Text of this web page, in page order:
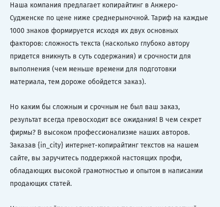
Наша компания предлагает копирайтинг в Анжеро-
Судженске по цене ниже среднерыночной. Тариф на каждые
1000 знаков формируется исходя их двух основных
факторов: сложность текста (насколько глубоко автору
придется вникнуть в суть содержания) и срочности для
выполнения (чем меньше времени для подготовки
материала, тем дороже обойдется заказ).
Но каким бы сложным и срочным не был ваш заказ,
результат всегда превосходит все ожидания! В чем секрет
фирмы? В высоком профессионализме наших авторов.
Заказав {in_city} интернет-копирайтинг текстов на нашем
сайте, вы заручитесь поддержкой настоящих профи,
обладающих высокой грамотностью и опытом в написании
продающих статей.